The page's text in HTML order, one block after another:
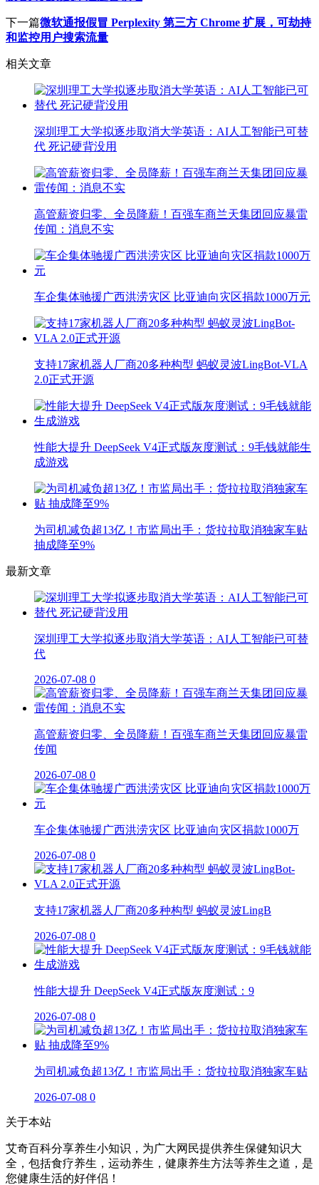
下一篇微软通报假冒 Perplexity 第三方 Chrome 扩展，可劫持
和监控用户搜索流量
相关文章
深圳理工大学拟逐步取消大学英语：AI人工智能已可替
代 死记硬背没用
高管薪资归零、全员降薪！百强车商兰天集团回应暴雷
传闻：消息不实
车企集体驰援广西洪涝灾区 比亚迪向灾区捐款1000万元
支持17家机器人厂商20多种构型 蚂蚁灵波LingBot-VLA
2.0正式开源
性能大提升 DeepSeek V4正式版灰度测试：9毛钱就能生
成游戏
为司机减负超13亿！市监局出手：货拉拉取消独家车贴
抽成降至9%
最新文章
深圳理工大学拟逐步取消大学英语：AI人工智能已可替
代
2026-07-08 0
高管薪资归零、全员降薪！百强车商兰天集团回应暴雷
传闻
2026-07-08 0
车企集体驰援广西洪涝灾区 比亚迪向灾区捐款1000万
2026-07-08 0
支持17家机器人厂商20多种构型 蚂蚁灵波LingB
2026-07-08 0
性能大提升 DeepSeek V4正式版灰度测试：9
2026-07-08 0
为司机减负超13亿！市监局出手：货拉拉取消独家车贴
2026-07-08 0
关于本站
艾奇百科分享养生小知识，为广大网民提供养生保健知识大
全，包括食疗养生，运动养生，健康养生方法等养生之道，是
您健康生活的好伴侣！